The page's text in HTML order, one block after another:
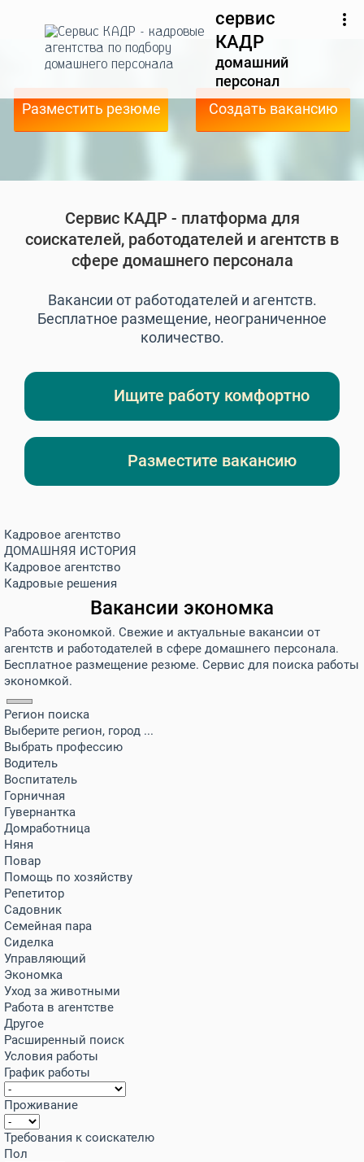
сервис
КАДР
домашний
персонал
Разместить резюме
Создать вакансию
Сервис КАДР - платформа для
соискателей, работодателей и агентств в
сфере домашнего персонала
Вакансии от работодателей и агентств.
Бесплатное размещение, неограниченное
количество.
Ищите работу комфортно
Разместите вакансию
Кадровое агентство
ДОМАШНЯЯ ИСТОРИЯ
Кадровое агентство
Кадровые решения
Вакансии экономка
Работа экономкой. Свежие и актуальные вакансии от
агентств и работодателей в сфере домашнего персонала.
Бесплатное размещение резюме. Сервис для поиска работы
экономкой.
Регион поиска
Выберите регион, город ...
Выбрать профессию
Водитель
Воспитатель
Горничная
Гувернантка
Домработница
Няня
Повар
Помощь по хозяйству
Репетитор
Садовник
Семейная пара
Сиделка
Управляющий
Экономка
Уход за животными
Работа в агентстве
Другое
Расширенный поиск
Условия работы
График работы
Проживание
Требования к соискателю
Пол